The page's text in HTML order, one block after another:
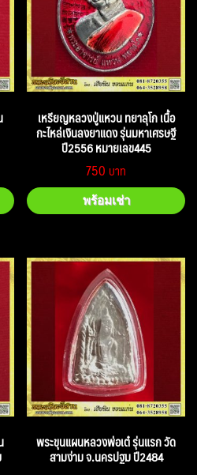
เหรียญหลวงปู่แหวน ทยาลุโก เนื้อ
กะไหล่เงินลงยาแดง รุ่นมหาเศรษฐี
ปี2556 หมายเลข445
750
พร้อมเช่า
พระขุนแผนหลวงพ่อเต๋ รุ่นแรก วัด
สามง่าม จ.นครปฐม ปี2484